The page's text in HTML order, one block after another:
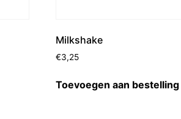
Milkshake
€3,25
Toevoegen aan bestelling